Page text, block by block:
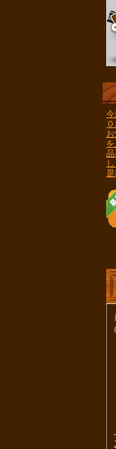
今
し
是